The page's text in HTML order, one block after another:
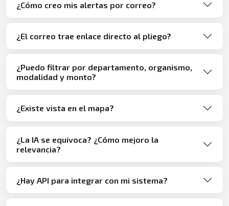
¿Cómo creo mis alertas por correo?
¿El correo trae enlace directo al pliego?
¿Puedo filtrar por departamento, organismo,
modalidad y monto?
¿Existe vista en el mapa?
¿La IA se equivoca? ¿Cómo mejoro la
relevancia?
¿Hay API para integrar con mi sistema?